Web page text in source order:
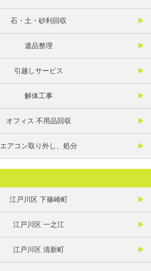
石・土・砂利回収
遺品整理
引越しサービス
解体工事
オフィス 不用品回収
エアコン取り外し、処分
江戸川区 下篠崎町
江戸川区 一之江
江戸川区 清新町